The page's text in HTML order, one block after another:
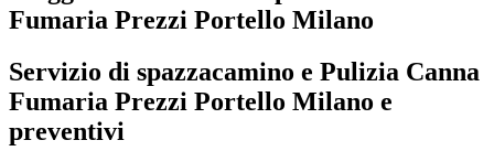
Fumaria Prezzi Portello Milano
Servizio di spazzacamino e Pulizia Canna
Fumaria Prezzi Portello Milano e
preventivi